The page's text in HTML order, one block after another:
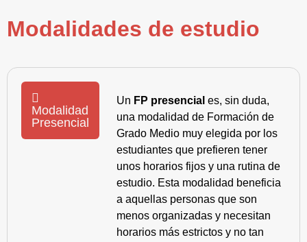
Modalidades de estudio
Modalidad
Presencial
Un FP presencial es, sin duda,
una modalidad de Formación de
Grado Medio muy elegida por los
estudiantes que prefieren tener
unos horarios fijos y una rutina de
estudio. Esta modalidad beneficia
a aquellas personas que son
menos organizadas y necesitan
horarios más estrictos y no tan